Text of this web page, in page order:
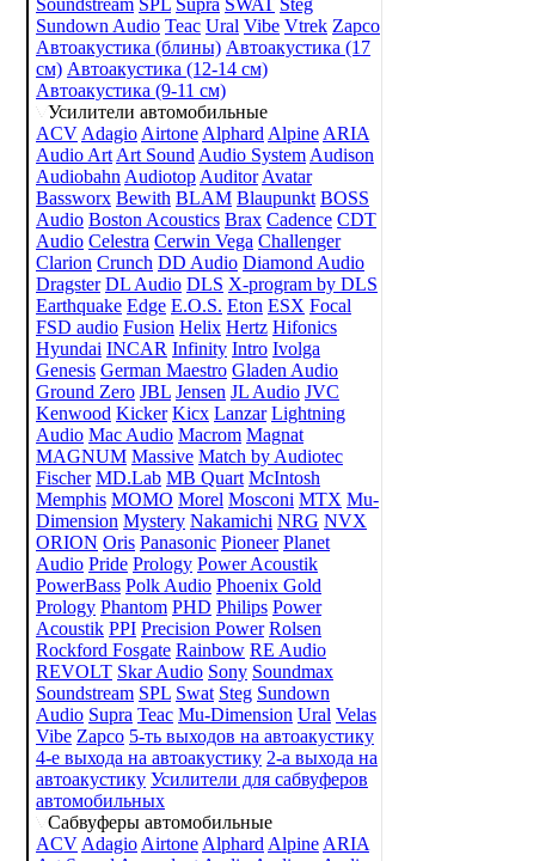
Soundstream SPL Supra SWAT Steg
Sundown Audio Teac Ural Vibe Vtrek Zapco
Автоакустика (блины) Автоакустика (17
см) Автоакустика (12-14 см)
Автоакустика (9-11 см)
Усилители автомобильные
ACV Adagio Airtone Alphard Alpine ARIA
Audio Art Art Sound Audio System Audison
Audiobahn Audiotop Auditor Avatar
Bassworx Bewith BLAM Blaupunkt BOSS
Audio Boston Acoustics Brax Cadence CDT
Audio Celestra Cerwin Vega Challenger
Clarion Crunch DD Audio Diamond Audio
Dragster DL Audio DLS X-program by DLS
Earthquake Edge E.O.S. Eton ESX Focal
FSD audio Fusion Helix Hertz Hifonics
Hyundai INCAR Infinity Intro Ivolga
Genesis German Maestro Gladen Audio
Ground Zero JBL Jensen JL Audio JVC
Kenwood Kicker Kicx Lanzar Lightning
Audio Mac Audio Macrom Magnat
MAGNUM Massive Match by Audiotec
Fischer MD.Lab MB Quart McIntosh
Memphis MOMO Morel Mosconi MTX Mu-
Dimension Mystery Nakamichi NRG NVX
ORION Oris Panasonic Pioneer Planet
Audio Pride Prology Power Acoustik
PowerBass Polk Audio Phoenix Gold
Prology Phantom PHD Philips Power
Acoustik PPI Precision Power Rolsen
Rockford Fosgate Rainbow RE Audio
REVOLT Skar Audio Sony Soundmax
Soundstream SPL Swat Steg Sundown
Audio Supra Teac Mu-Dimension Ural Velas
Vibe Zapco 5-ть выходов на автоакустику
4-е выхода на автоакустику 2-а выхода на
автоакустику Усилители для сабвуферов
автомобильных
Сабвуферы автомобильные
ACV Adagio Airtone Alphard Alpine ARIA